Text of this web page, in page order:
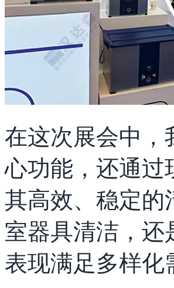
在这次展会中，
心功能，还通过
其高效、稳定的
室器具清洁，还
表现满足多样化